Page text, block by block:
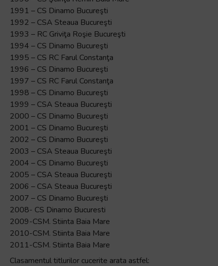
1991 – CS Dinamo Bucureşti
1992 – CSA Steaua Bucureşti
1993 – RC Griviţa Roşie Bucureşti
1994 – CS Dinamo Bucureşti
1995 – CS RC Farul Constanţa
1996 – CS Dinamo Bucureşti
1997 – CS RC Farul Constanţa
1998 – CS Dinamo Bucureşti
1999 – CSA Steaua Bucureşti
2000 – CS Dinamo Bucureşti
2001 – CS Dinamo Bucureşti
2002 – CS Dinamo Bucureşti
2003 – CSA Steaua Bucureşti
2004 – CS Dinamo Bucureşti
2005 – CSA Steaua Bucureşti
2006 – CSA Steaua Bucureşti
2007 – CS Dinamo Bucureşti
2008- CS Dinamo Bucuresti
2009-CSM. Stiinta Baia Mare
2010-CSM. Stiinta Baia Mare
2011-CSM. Stiinta Baia Mare
Clasamentul titlurilor cucerite arata astfel: